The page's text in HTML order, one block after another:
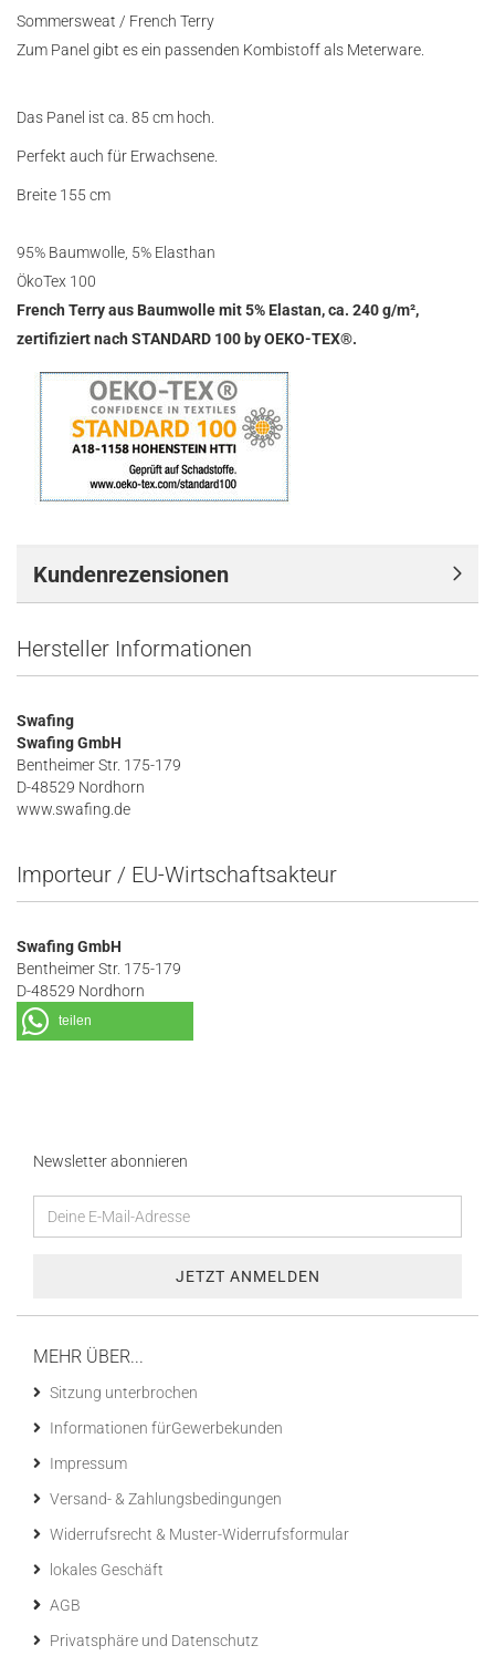
Sommersweat / French Terry
Zum Panel gibt es ein passenden Kombistoff als Meterware.
Das Panel ist ca. 85 cm hoch.
Perfekt auch für Erwachsene.
Breite 155 cm
95% Baumwolle, 5% Elasthan
ÖkoTex 100
French Terry aus Baumwolle mit 5% Elastan, ca. 240 g/m²,
zertifiziert nach STANDARD 100 by OEKO-TEX®.
Kundenrezensionen
Hersteller Informationen
Swafing
Swafing GmbH
Bentheimer Str. 175-179
D-48529 Nordhorn
www.swafing.de
Importeur / EU-Wirtschaftsakteur
Swafing GmbH
Bentheimer Str. 175-179
D-48529 Nordhorn
teilen
Newsletter abonnieren
MEHR ÜBER...
Sitzung unterbrochen
Informationen fürGewerbekunden
Impressum
Versand- & Zahlungsbedingungen
Widerrufsrecht & Muster-Widerrufsformular
lokales Geschäft
AGB
Privatsphäre und Datenschutz